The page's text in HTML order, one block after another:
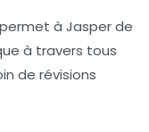
à Jasper de
à travers tous
de révisions